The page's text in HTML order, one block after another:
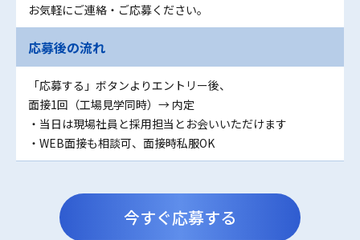
お気軽にご連絡・ご応募ください。
応募後の流れ
「応募する」ボタンよりエントリー後、
面接1回（工場見学同時）→ 内定
・当日は現場社員と採用担当とお会いいただけます
・WEB面接も相談可、面接時私服OK
今すぐ応募する